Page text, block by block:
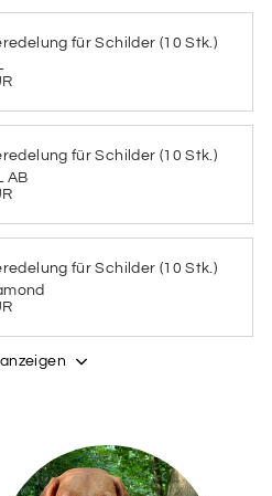
aus
für Schilder (10 Stk.)
für Schilder (10 Stk.)
AB
für Schilder (10 Stk.)